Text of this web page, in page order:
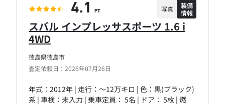
徳島県徳島市
査定依頼日：2026年07月26日
スバル インプレッサスポーツ 1.6 i
4WD
年式：2012年 | 走行：～12万キロ | 色：黒(ブラック)
系 | 車検：未入力 | 乗車定員： 5名 | ドア： 5枚 | 燃
4.1 PT 写真
装備
情報